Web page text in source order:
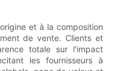
et à la composition
de vente. Clients et
totale sur l'impact
les fournisseurs à